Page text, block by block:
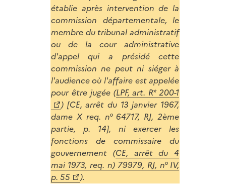
établie après intervention de la
commission départementale, le
membre du tribunal administratif
ou de la cour administrative
d'appel qui a présidé cette
commission ne peut ni siéger à
l'audience où l'affaire est appelée
pour être jugée (LPF, art. R* 200-1
) [CE, arrêt du 13 janvier 1967,
dame X req. n° 64717, RJ, 2ème
partie, p. 14], ni exercer les
fonctions de commissaire du
gouvernement (CE, arrêt du 4
mai 1973, req. n) 79979, RJ, n° IV,
p. 55
).